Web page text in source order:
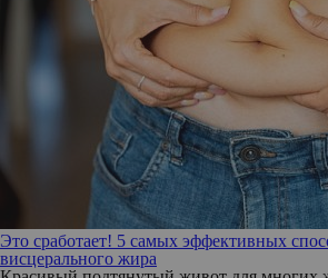
Это сработает! 5 самых эффективных
висцерального жира